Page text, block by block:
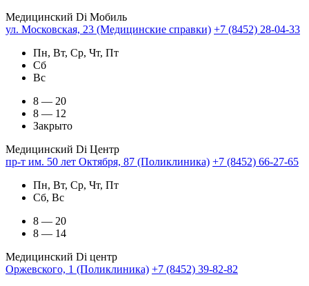
Медицинский Di Мобиль
ул. Московская, 23 (Медицинские справки) +7 (8452) 28-04-33
Пн, Вт, Ср, Чт, Пт
Сб
Вс
8 — 20
8 — 12
Закрыто
Медицинский Di Центр
пр-т им. 50 лет Октября, 87 (Поликлиника) +7 (8452) 66-27-65
Пн, Вт, Ср, Чт, Пт
Сб, Вс
8 — 20
8 — 14
Медицинский Di центр
Оржевского, 1 (Поликлиника) +7 (8452) 39-82-82